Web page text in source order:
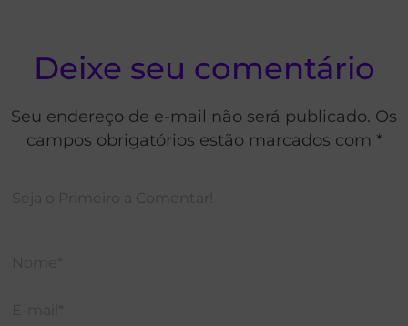
Deixe seu comentário
Seu endereço de e-mail não será publicado. Os
campos obrigatórios estão marcados com *